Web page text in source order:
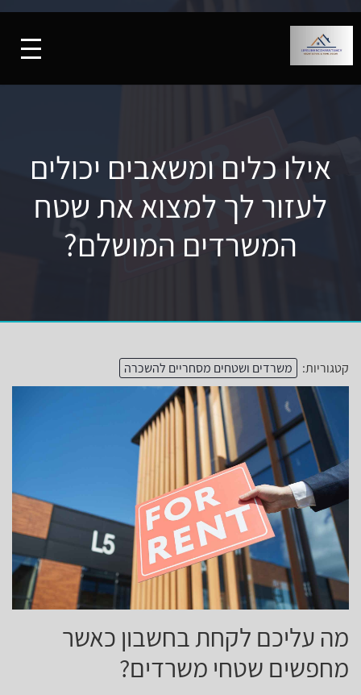
אילו כלים ומשאבים יכולים
לעזור לך למצוא את שטח
המשרדים המושלם?
קטגוריות: משרדים ושטחים מסחריים להשכרה
מה עליכם לקחת בחשבון כאשר
מחפשים שטחי משרדים?